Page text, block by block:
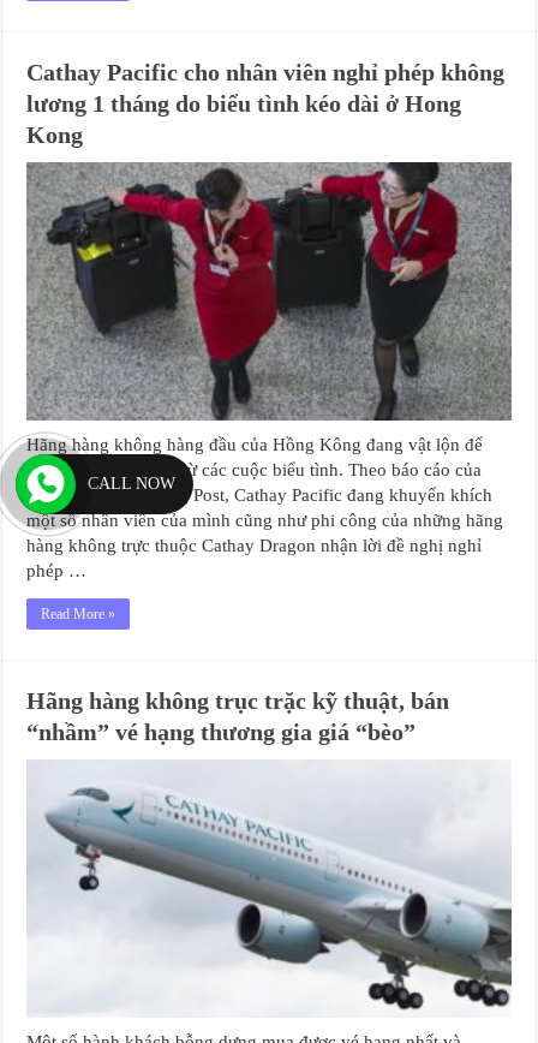
Cathay Pacific cho nhân viên nghỉ phép không
lương 1 tháng do biểu tình kéo dài ở Hong
Kong
Hãng hàng không hàng đầu của Hồng Kông đang vật lộn để
đối phó với thiệt hại từ các cuộc biểu tình. Theo báo cáo của
South China Morning Post, Cathay Pacific đang khuyến khích
một số nhân viên của mình cũng như phi công của những hãng
hàng không trực thuộc Cathay Dragon nhận lời đề nghị nghỉ
phép …
Read More »
Hãng hàng không trục trặc kỹ thuật, bán
“nhầm” vé hạng thương gia giá “bèo”
CALL NOW